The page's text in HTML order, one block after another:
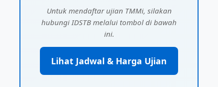
Untuk mendaftar ujian TMMi, silakan
hubungi IDSTB melalui tombol di bawah
ini.
Lihat Jadwal & Harga Ujian